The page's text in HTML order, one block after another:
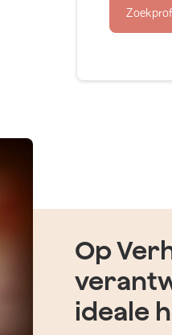
Op
ideale